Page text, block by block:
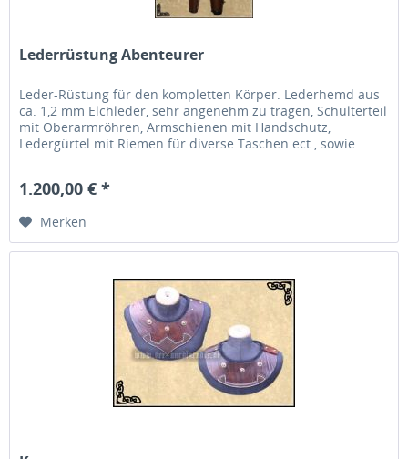
Lederrüstung Abenteurer
Leder-Rüstung für den kompletten Körper. Lederhemd aus
ca. 1,2 mm Elchleder, sehr angenehm zu tragen, Schulterteil
mit Oberarmröhren, Armschienen mit Handschutz,
Ledergürtel mit Riemen für diverse Taschen ect., sowie
1.200,00 € *
Merken